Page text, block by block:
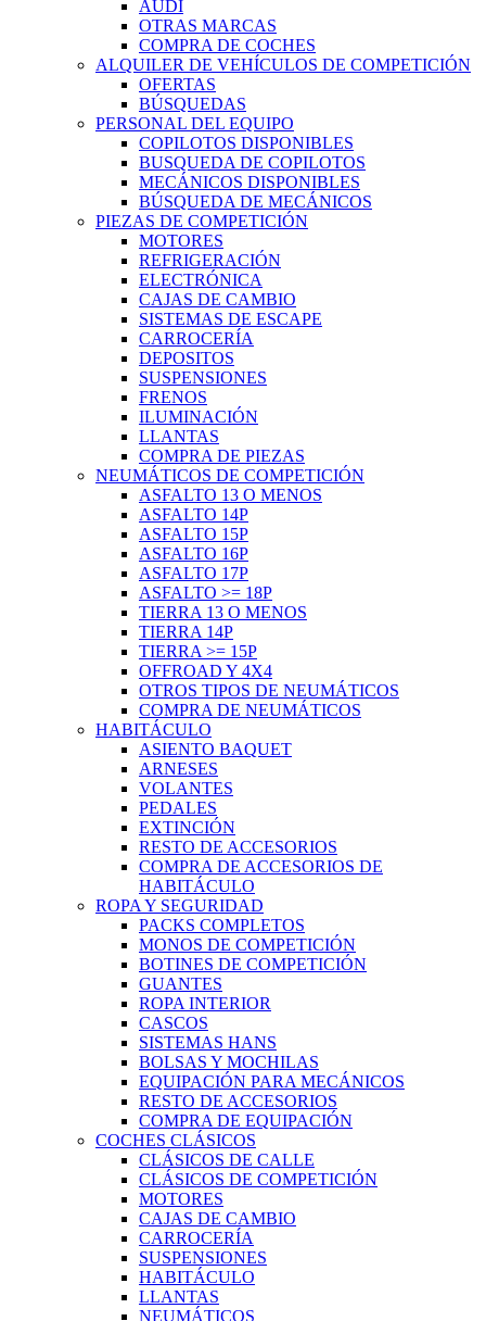
AUDI
OTRAS MARCAS
COMPRA DE COCHES
ALQUILER DE VEHÍCULOS DE COMPETICIÓN
OFERTAS
BÚSQUEDAS
PERSONAL DEL EQUIPO
COPILOTOS DISPONIBLES
BUSQUEDA DE COPILOTOS
MECÁNICOS DISPONIBLES
BÚSQUEDA DE MECÁNICOS
PIEZAS DE COMPETICIÓN
MOTORES
REFRIGERACIÓN
ELECTRÓNICA
CAJAS DE CAMBIO
SISTEMAS DE ESCAPE
CARROCERÍA
DEPOSITOS
SUSPENSIONES
FRENOS
ILUMINACIÓN
LLANTAS
COMPRA DE PIEZAS
NEUMÁTICOS DE COMPETICIÓN
ASFALTO 13 O MENOS
ASFALTO 14P
ASFALTO 15P
ASFALTO 16P
ASFALTO 17P
ASFALTO >= 18P
TIERRA 13 O MENOS
TIERRA 14P
TIERRA >= 15P
OFFROAD Y 4X4
OTROS TIPOS DE NEUMÁTICOS
COMPRA DE NEUMÁTICOS
HABITÁCULO
ASIENTO BAQUET
ARNESES
VOLANTES
PEDALES
EXTINCIÓN
RESTO DE ACCESORIOS
COMPRA DE ACCESORIOS DE
HABITÁCULO
ROPA Y SEGURIDAD
PACKS COMPLETOS
MONOS DE COMPETICIÓN
BOTINES DE COMPETICIÓN
GUANTES
ROPA INTERIOR
CASCOS
SISTEMAS HANS
BOLSAS Y MOCHILAS
EQUIPACIÓN PARA MECÁNICOS
RESTO DE ACCESORIOS
COMPRA DE EQUIPACIÓN
COCHES CLÁSICOS
CLÁSICOS DE CALLE
CLÁSICOS DE COMPETICIÓN
MOTORES
CAJAS DE CAMBIO
CARROCERÍA
SUSPENSIONES
HABITÁCULO
LLANTAS
NEUMÁTICOS